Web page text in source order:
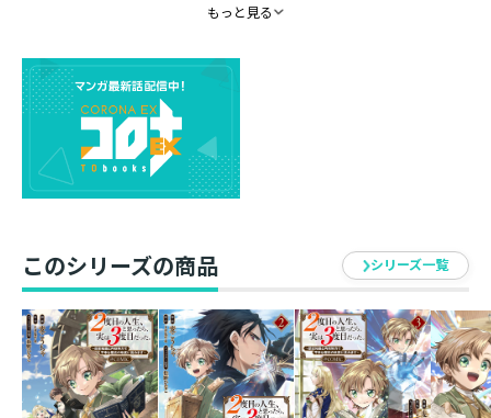
しかし死に際、突如時空魔法で前々世の記憶を持ったま
ま幼少期へ逆行する!?
「――今度こそ俺は家族を救ってみせる！」
一度目の人生の現代知識と二度目の記憶を頼りに、三度
目の正直で、彼は家族に降りかかる災いへと立ち向か
う。
水車に乾麺と文明の利器を発明し、きたる凶作を迎え撃
めた心強い人材まで今回は味方について……!?
“家族第一主義”な麒麟児が悲しき運命を打ち破る！
前代未聞の一大反逆劇、開幕！
もっと見る
このシリーズの商品 シリーズ一覧